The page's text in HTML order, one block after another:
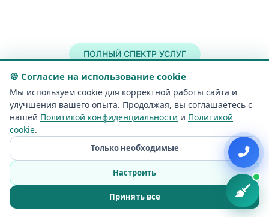
ПОЛНЫЙ СПЕКТР УСЛУГ
Выполняем все виды клининговых
услуг
Уборка квартир, домов, коттеджей и
офисов в Вильнюсе и Вильнюсском
районе
🍪 Согласие на использование cookie
Мы используем cookie для корректной работы сайта и
улучшения вашего опыта. Продолжая, вы соглашаетесь с
нашей Политикой конфиденциальности и Политикой
cookie.
Только необходимые
Настроить
Принять все